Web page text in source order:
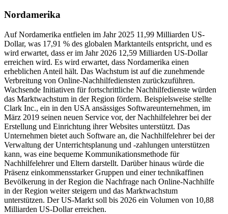
Nordamerika
Auf Nordamerika entfielen im Jahr 2025 11,99 Milliarden US-
Dollar, was 17,91 % des globalen Marktanteils entspricht, und es
wird erwartet, dass er im Jahr 2026 12,59 Milliarden US-Dollar
erreichen wird. Es wird erwartet, dass Nordamerika einen
erheblichen Anteil hält. Das Wachstum ist auf die zunehmende
Verbreitung von Online-Nachhilfediensten zurückzuführen.
Wachsende Initiativen für fortschrittliche Nachhilfedienste würden
das Marktwachstum in der Region fördern. Beispielsweise stellte
Clark Inc., ein in den USA ansässiges Softwareunternehmen, im
März 2019 seinen neuen Service vor, der Nachhilfelehrer bei der
Erstellung und Einrichtung ihrer Websites unterstützt. Das
Unternehmen bietet auch Software an, die Nachhilfelehrer bei der
Verwaltung der Unterrichtsplanung und -zahlungen unterstützen
kann, was eine bequeme Kommunikationsmethode für
Nachhilfelehrer und Eltern darstellt. Darüber hinaus würde die
Präsenz einkommensstarker Gruppen und einer technikaffinen
Bevölkerung in der Region die Nachfrage nach Online-Nachhilfe
in der Region weiter steigern und das Marktwachstum
unterstützen. Der US-Markt soll bis 2026 ein Volumen von 10,88
Milliarden US-Dollar erreichen.